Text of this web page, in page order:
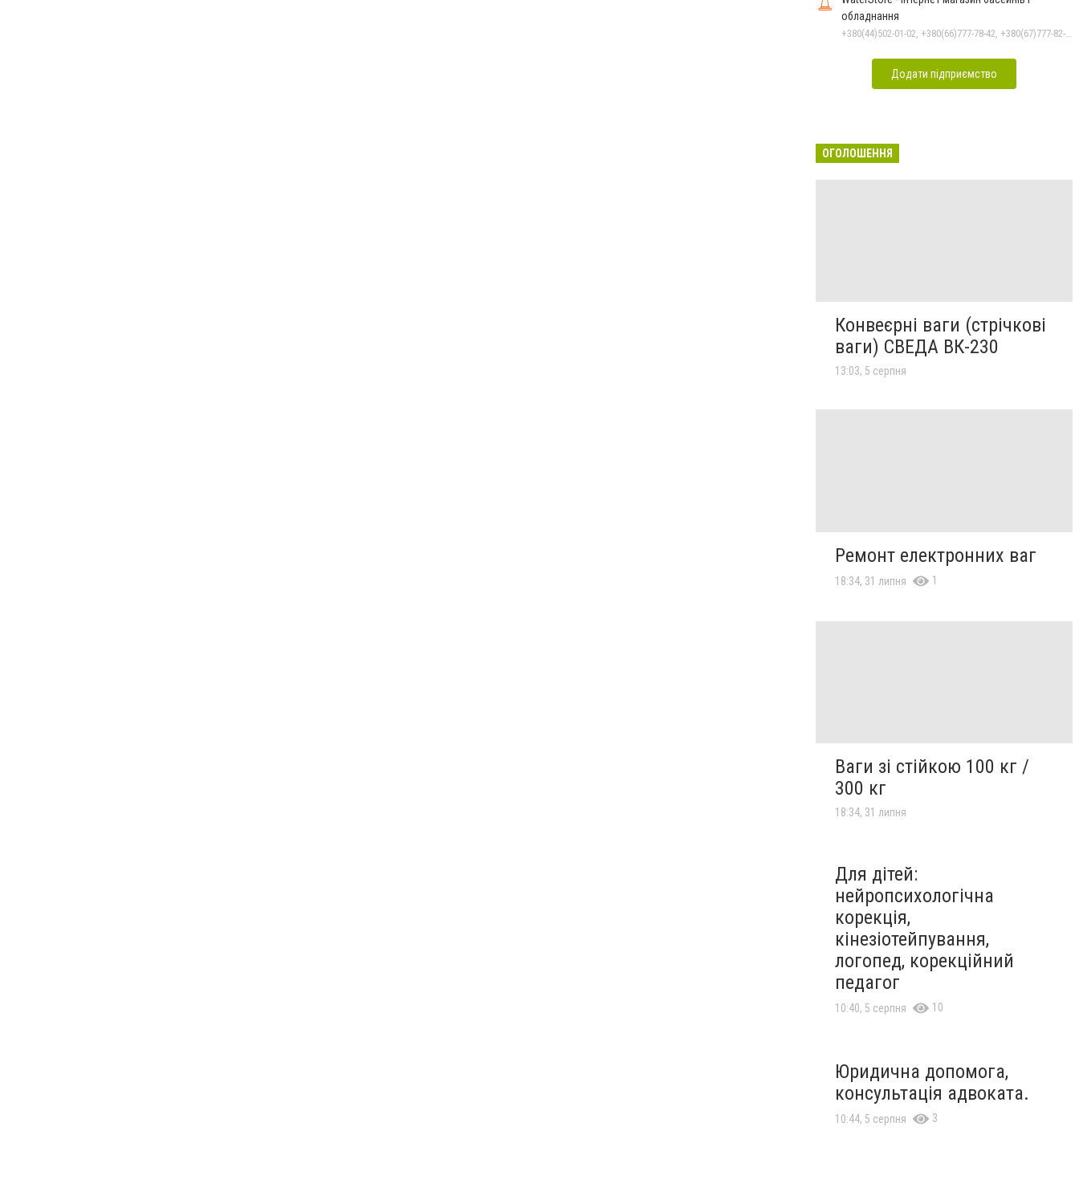
обладнання
+380(44)502-01-02, +380(66)777-78-42, +380(67)777-82-19, +380(67)890-80-80, +380(73)890-80-80, +380(44)502-01-03
Додати підприємство
ОГОЛОШЕННЯ
Конвеєрні ваги (стрічкові
ваги) СВЕДА ВК-230
13:03, 5 серпня
Ремонт електронних ваг
18:34, 31 липня 1
Ваги зі стійкою 100 кг /
300 кг
18:34, 31 липня
Для дітей:
нейропсихологічна
корекція,
кінезіотейпування,
логопед, корекційний
педагог
10:40, 5 серпня 10
Юридична допомога,
консультація адвоката.
10:44, 5 серпня 3